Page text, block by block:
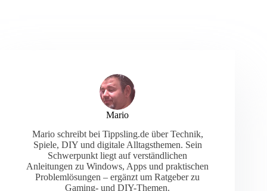
Mario
Mario schreibt bei Tippsling.de über Technik,
Spiele, DIY und digitale Alltagsthemen. Sein
Schwerpunkt liegt auf verständlichen
Anleitungen zu Windows, Apps und praktischen
Problemlösungen – ergänzt um Ratgeber zu
Gaming- und DIY-Themen.